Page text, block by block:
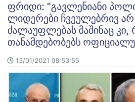
ფრიდი: "გავლენიანი
ლიდერები ჩვეულებრივ
ძალაუფლებას მაშინაც
თანამდებობებს
13/01/2021 08:53:55